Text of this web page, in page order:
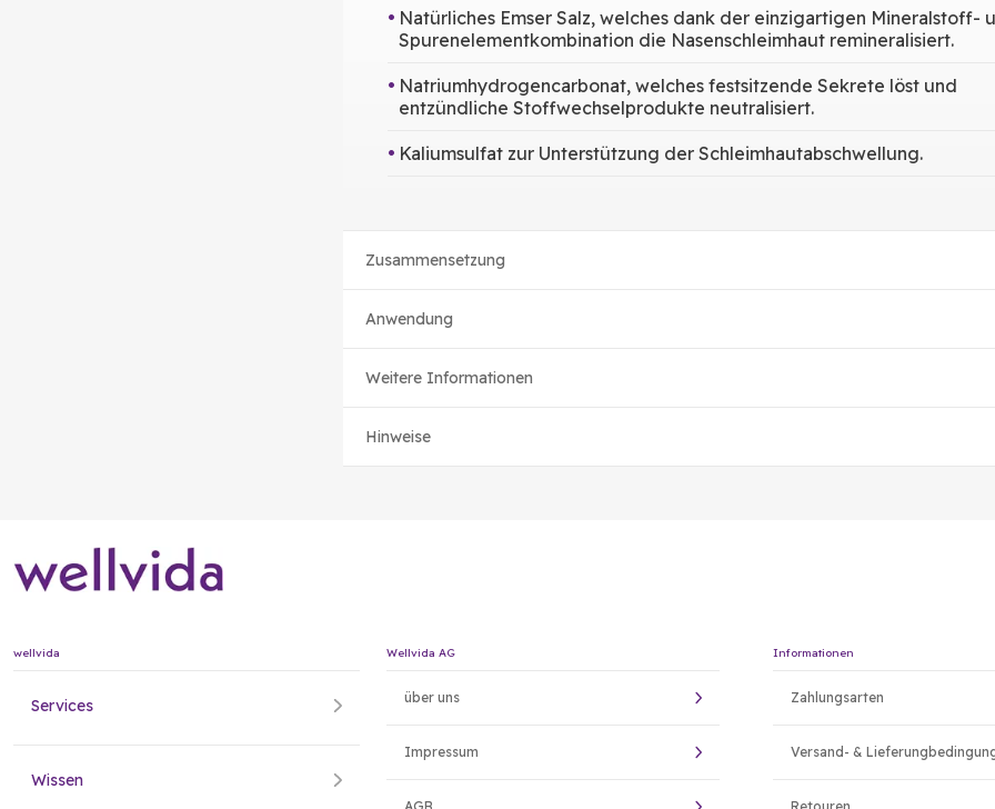
Natürliches Emser Salz, welches dank der einzigartigen Mineralstoff-
Spurenelementkombination die Nasenschleimhaut remineralisiert.
Natriumhydrogencarbonat, welches festsitzende Sekrete löst und
entzündliche Stoffwechselprodukte neutralisiert.
Kaliumsulfat zur Unterstützung der Schleimhautabschwellung.
Zusammensetzung
Anwendung
Weitere Informationen
Hinweise
wellvida
Services
Wissen
Wellvida AG
über uns
Impressum
Informationen
Zahlungsarten
Versand- &